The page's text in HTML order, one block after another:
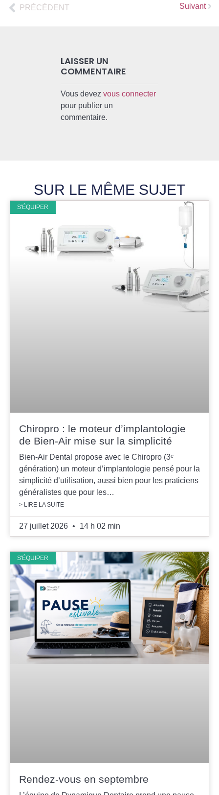
PRÉCÉDENT Suivant
LAISSER UN
COMMENTAIRE
Vous devezvous connecter
pour publier un
commentaire.
SUR LE MÊME SUJET
S'ÉQUIPER
Chiropro : le moteur d’implantologie
de Bien-Air mise sur la simplicité
Bien-Air Dental propose avec le Chiropro (3ᵉ
génération) un moteur d’implantologie pensé pour la
simplicité d’utilisation, aussi bien pour les praticiens
généralistes que pour les…
> LIRE LA SUITE
27 juillet 2026 14 h 02 min
S'ÉQUIPER
Rendez-vous en septembre